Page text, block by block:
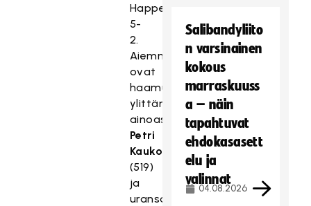
Happeelle
5-
2.
Aiemmin
ovat
haamurajan
ylittäneet
ainoastaan
Petri
Kauko
(519)
ja
uransa
Salibandyliito
n varsinainen
kokous
marraskuuss
a – näin
tapahtuvat
ehdokasasett
elu ja
valinnat
04.08.2026